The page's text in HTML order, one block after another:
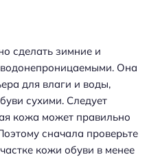
сделать зимние и
Она
для влаги и воды,
сухими. Следует
кожа может правильно
сначала проверьте
кожи обуви в менее